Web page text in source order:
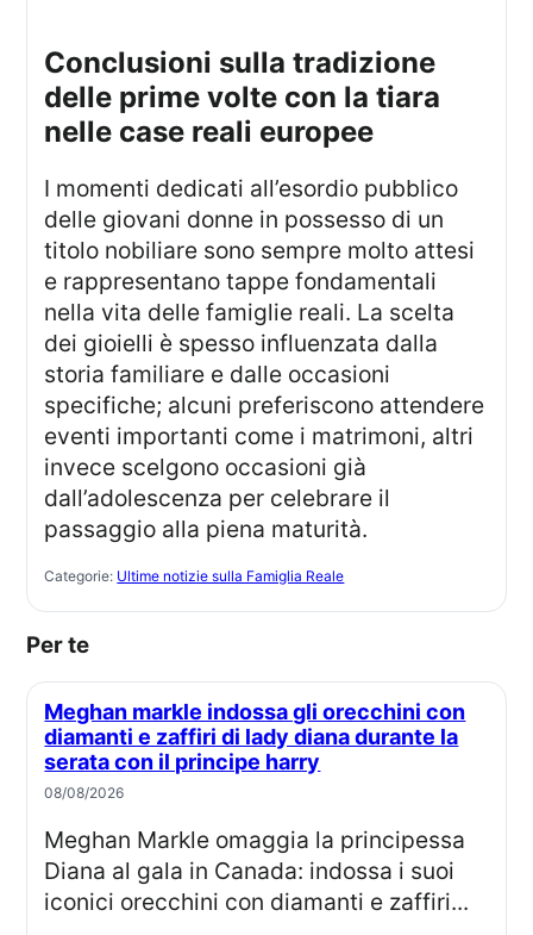
conclusioni sulla tradizione
delle prime volte con la tiara
nelle case reali europee
I momenti dedicati all’esordio pubblico
delle giovani donne in possesso di un
titolo nobiliare sono sempre molto attesi
e rappresentano tappe fondamentali
nella vita delle famiglie reali. La scelta
dei gioielli è spesso influenzata dalla
storia familiare e dalle occasioni
specifiche; alcuni preferiscono attendere
eventi importanti come i matrimoni, altri
invece scelgono occasioni già
dall’adolescenza per celebrare il
passaggio alla piena maturità.
Categorie: Ultime notizie sulla Famiglia Reale
Per te
Meghan markle indossa gli orecchini con
diamanti e zaffiri di lady diana durante la
serata con il principe harry
08/08/2026
Meghan Markle omaggia la principessa
Diana al gala in Canada: indossa i suoi
iconici orecchini con diamanti e zaffiri...